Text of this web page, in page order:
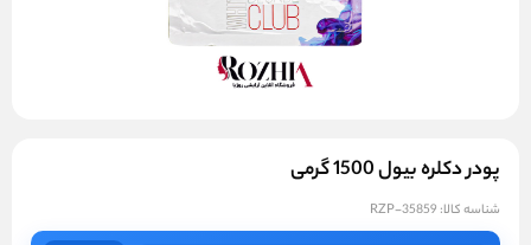
پودر دکلره بیول 1500 گرمی
شناسه کالا: RZP-35859